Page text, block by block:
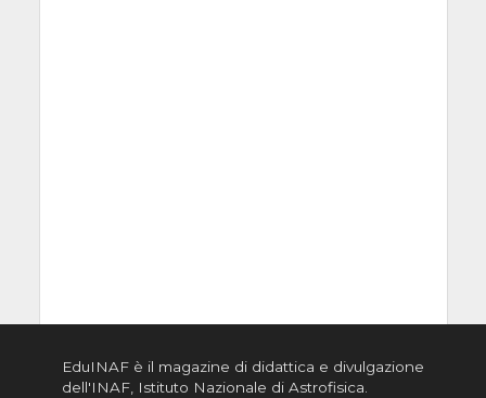
EduINAF è il magazine di didattica e divulgazione
dell'INAF, Istituto Nazionale di Astrofisica